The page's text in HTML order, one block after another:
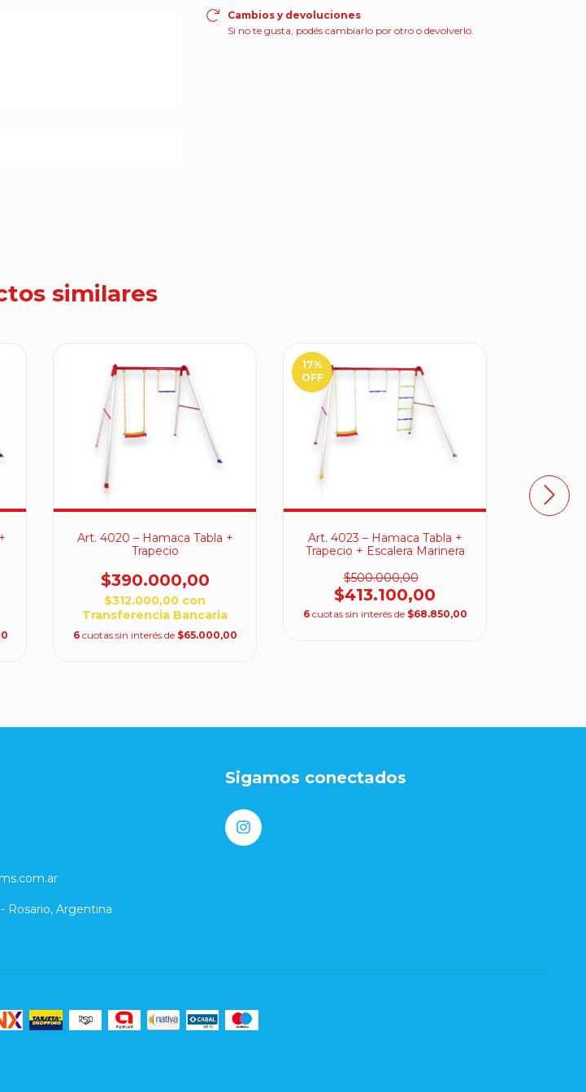
Cambios y devoluciones
Si no te gusta, podés cambiarlo por otro o devolverlo.
similares
Art. 4020 – Hamaca Tabla +
Trapecio
$390.000,00
$312.000,00 con
Transferencia Bancaria
6 cuotas sin interés de $65.000,00
17%
OFF
Art. 4023 – Hamaca Tabla +
Trapecio + Escalera Marinera
$500.000,00
$413.100,00
6 cuotas sin interés de $68.850,00
Rosario, Argentina
Sigamos conectados